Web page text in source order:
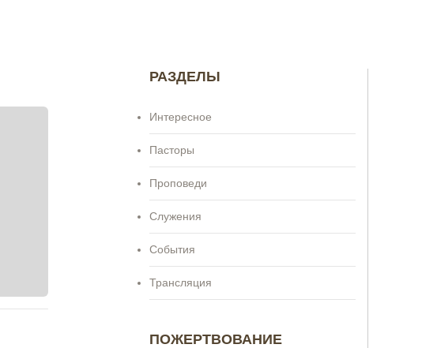
РАЗДЕЛЫ
Интересное
Пасторы
Проповеди
Служения
События
Трансляция
ПОЖЕРТВОВАНИЕ